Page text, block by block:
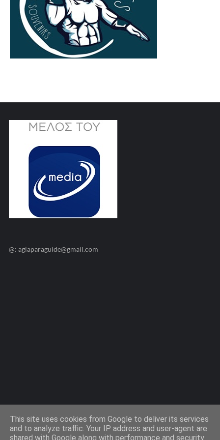
@: agiaparaguide@gmail.com
This site uses cookies from Google to deliver its services
and to analyze traffic. Your IP address and user-agent are
shared with Google along with performance and security